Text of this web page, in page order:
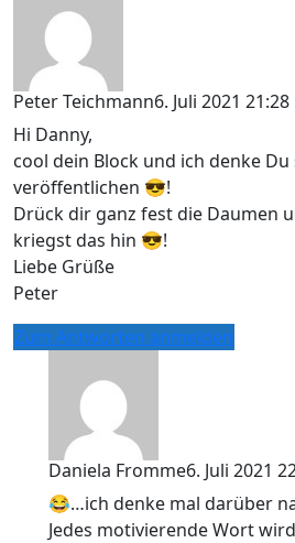
Peter Teichmann6. Juli 2021 21:28
Hi Danny,
cool dein Block und ich denke
veröffentlichen 😎!
Drück dir ganz fest die Daumen
kriegst das hin 😎!
Liebe Grüße
Peter
Zum Antworten anmelden
Daniela Fromme6. Juli 2021
😂…ich denke mal darüber
Jedes motivierende Wort